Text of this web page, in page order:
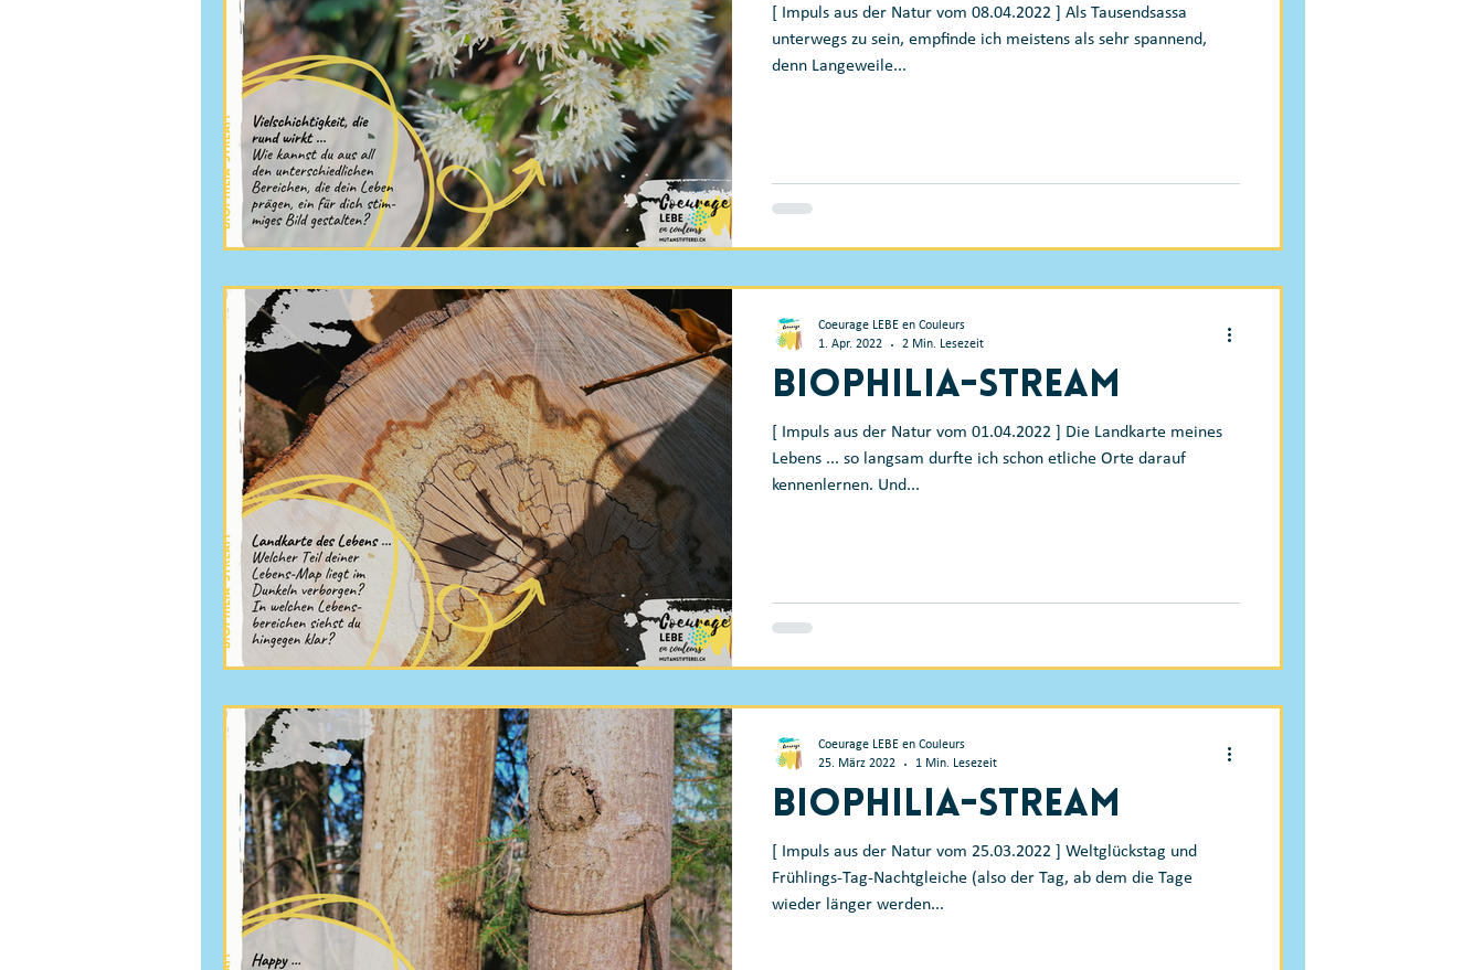
[ Impuls aus der Natur vom 08.04.2022 ] Als Tausendsassa
unterwegs zu sein, empfinde ich meistens als sehr spannend,
denn Langeweile...
Biophilia-Stream
[ Impuls aus der Natur vom 01.04.2022 ] Die Landkarte meines
Lebens ... so langsam durfte ich schon etliche Orte darauf
kennenlernen. Und...
Coeurage LEBE en Couleurs
1. Apr. 2022
2 Min. Lesezeit
Biophilia-Stream
[ Impuls aus der Natur vom 25.03.2022 ] Weltglückstag und
Frühlings-Tag-Nachtgleiche (also der Tag, ab dem die Tage
wieder länger werden...
Coeurage LEBE en Couleurs
25. März 2022
1 Min. Lesezeit